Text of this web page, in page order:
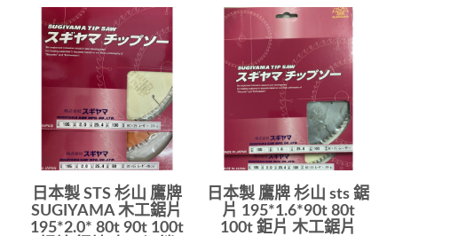
日本製 STS 杉山 鷹牌
SUGIYAMA 木工鋸片
195*2.0* 80t 90t 100t
日本製 鷹牌 杉山 sts 鋸
片 195*1.6*90t 80t
100t 鉅片 木工鋸片